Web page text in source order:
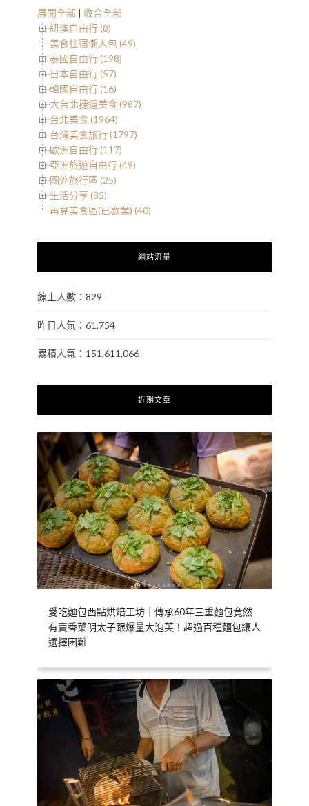
展開全部 | 收合全部
紐澳自由行 (8)
美食住宿懶人包 (49)
泰國自由行 (198)
日本自由行 (57)
韓國自由行 (16)
大台北捷運美食 (987)
台北美食 (1964)
台灣美食旅行 (1797)
歐洲自由行 (117)
亞洲旅遊自由行 (49)
國外旅行區 (25)
生活分享 (85)
再見美食區(已歇業) (40)
網站流量
線上人數：829
昨日人氣：61,754
累積人氣：151,611,066
近期文章
愛吃麵包西點烘焙工坊｜傳承60年三重麵包竟然
有賣香菜明太子跟爆量大泡芙！超過百種麵包讓人
選擇困難